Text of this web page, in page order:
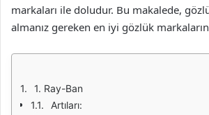
markaları ile doludur. Bu makalede,
almanız gereken en iyi gözlük
1. Ray-Ban
Artıları: